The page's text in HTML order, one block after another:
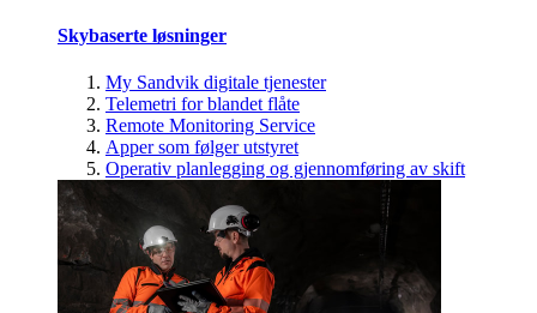
Skybaserte løsninger
My Sandvik digitale tjenester
Telemetri for blandet flåte
Remote Monitoring Service
Apper som følger utstyret
Operativ planlegging og gjennomføring av skift